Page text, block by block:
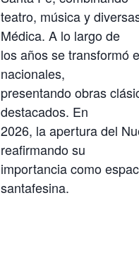
teatro, música y
Médica. A lo largo de
los años se transformó
nacionales,
presentando obras
destacados. En
2026, la apertura del
reafirmando su
importancia como
santafesina.